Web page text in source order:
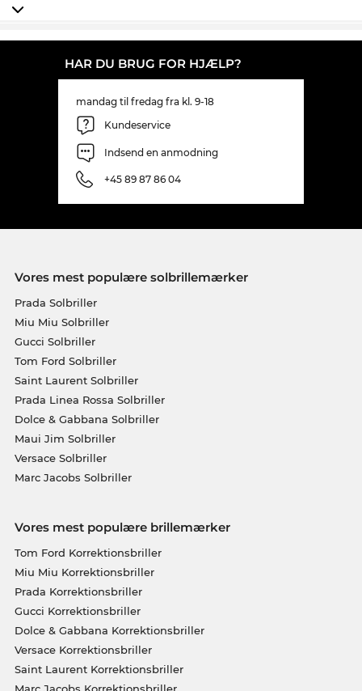
HAR DU BRUG FOR HJÆLP?
mandag til fredag fra kl. 9-18
Kundeservice
Indsend en anmodning
+45 89 87 86 04
Vores mest populære solbrillemærker
Prada Solbriller
Miu Miu Solbriller
Gucci Solbriller
Tom Ford Solbriller
Saint Laurent Solbriller
Prada Linea Rossa Solbriller
Dolce & Gabbana Solbriller
Maui Jim Solbriller
Versace Solbriller
Marc Jacobs Solbriller
Vores mest populære brillemærker
Tom Ford Korrektionsbriller
Miu Miu Korrektionsbriller
Prada Korrektionsbriller
Gucci Korrektionsbriller
Dolce & Gabbana Korrektionsbriller
Versace Korrektionsbriller
Saint Laurent Korrektionsbriller
Marc Jacobs Korrektionsbriller